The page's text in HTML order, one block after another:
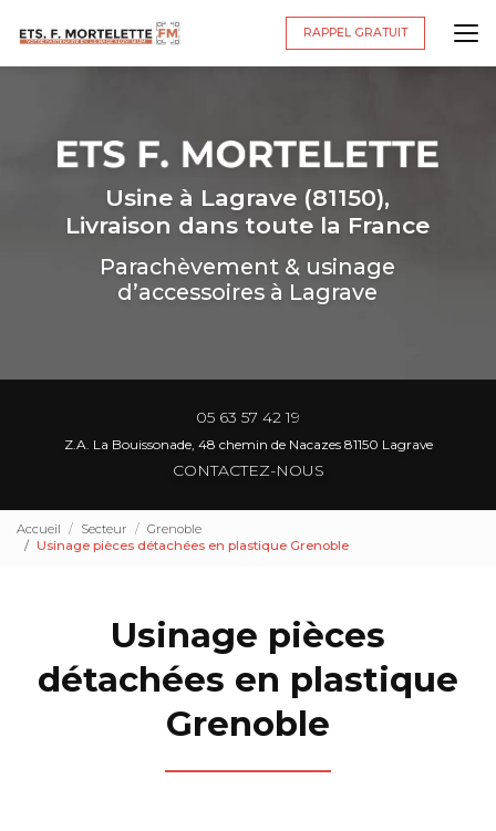
principal
RAPPEL GRATUIT
Usine à Lagrave (81150),
Livraison dans toute la France
Parachèvement & usinage
d’accessoires à Lagrave
05 63 57 42 19
Z.A. La Bouissonade, 48 chemin de Nacazes 81150 Lagrave
CONTACTEZ-NOUS
Accueil Secteur
Grenoble
Usinage pièces détachées en plastique Grenoble
Usinage pièces
détachées en plastique
Grenoble